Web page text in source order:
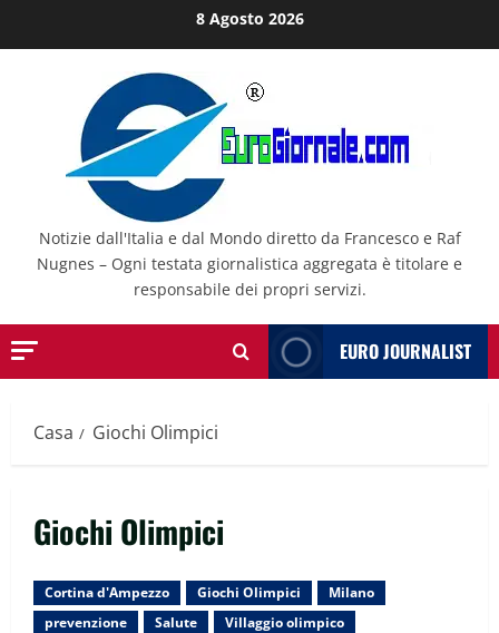
al
8 Agosto 2026
Notizie dall'Italia e dal Mondo diretto da Francesco e Raf
Nugnes – Ogni testata giornalistica aggregata è titolare e
responsabile dei propri servizi.
EURO JOURNALIST
Casa Giochi Olimpici
Giochi Olimpici
Cortina d'Ampezzo Giochi Olimpici
Milano
prevenzione
Salute Villaggio olimpico